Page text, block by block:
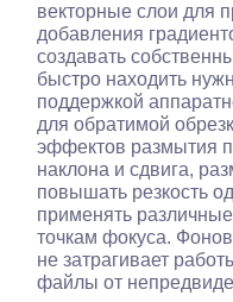
векторные слои для
добавления
создавать
быстро находить
поддержкой
для обратимой
эффектов размытия
наклона и сдвига,
повышать резкость
применять
точкам фокуса.
не затрагивает
файлы от